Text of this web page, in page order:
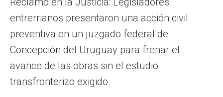
entrerrianos presentaron una acción civil
preventiva en un juzgado federal de
Concepción del Uruguay para frenar el
avance de las obras sin el estudio
transfronterizo exigido.